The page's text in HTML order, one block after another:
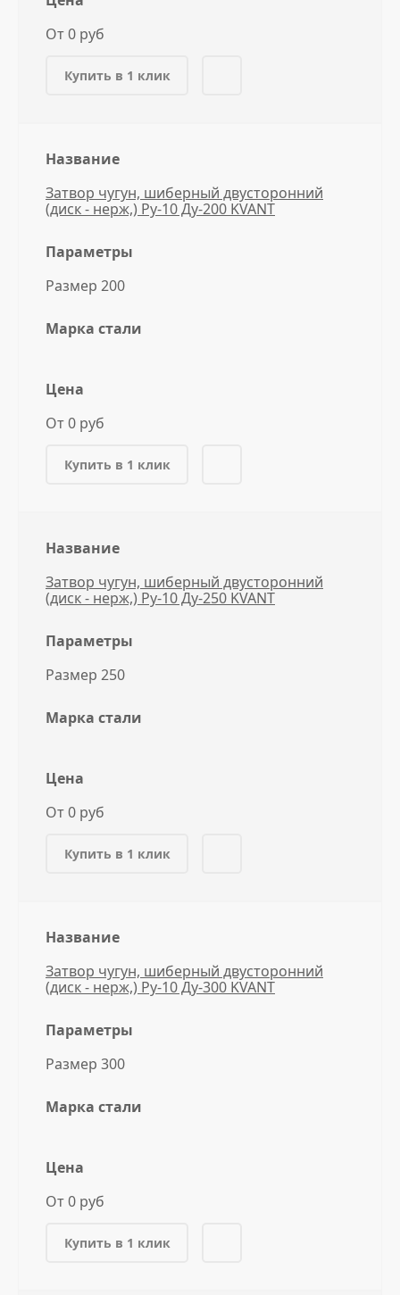
От 0 руб
Купить в 1 клик
Название
Затвор чугун, шиберный двусторонний
(диск - нерж,) Ру-10 Ду-200 KVANT
Параметры
Размер 200
Марка стали
Цена
От 0 руб
Купить в 1 клик
Название
Затвор чугун, шиберный двусторонний
(диск - нерж,) Ру-10 Ду-250 KVANT
Параметры
Размер 250
Марка стали
Цена
От 0 руб
Купить в 1 клик
Название
Затвор чугун, шиберный двусторонний
(диск - нерж,) Ру-10 Ду-300 KVANT
Параметры
Размер 300
Марка стали
Цена
От 0 руб
Купить в 1 клик